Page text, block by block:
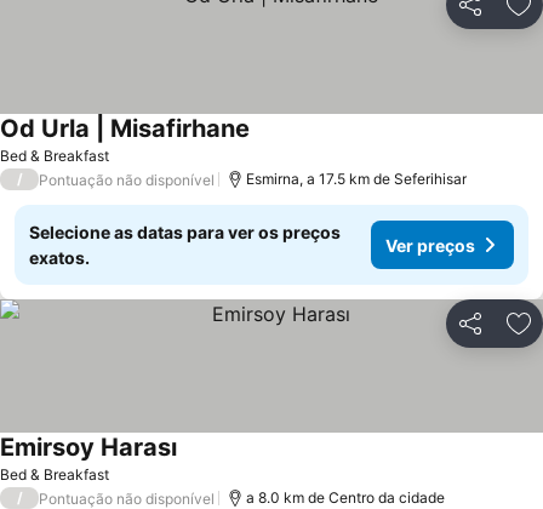
Partilhar
Bed & Breakfast
Od Urla | Misafirhane
/ Pontuação não disponível Esmirna, a 17.5 km de Seferihisar
Selecione as datas para ver os preços
exatos.
Ver preços
Partilhar
Bed & Breakfast
Emirsoy HarasıVer preços
/ Pontuação não disponível a 8.0 km de Centro da cidade